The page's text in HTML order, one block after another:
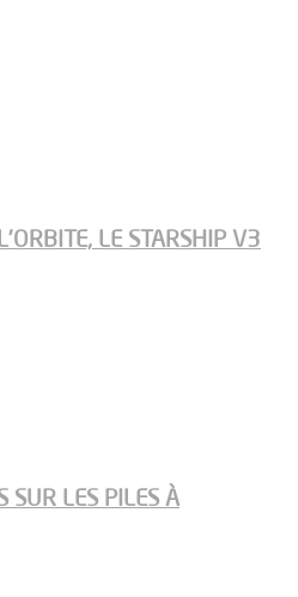
LE STARSHIP V3
SUR LES PILES À